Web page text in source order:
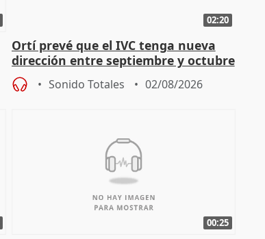
02:20
Ortí prevé que el IVC tenga nueva
dirección entre septiembre y octubre
Sonido Totales 02/08/2026
00:25